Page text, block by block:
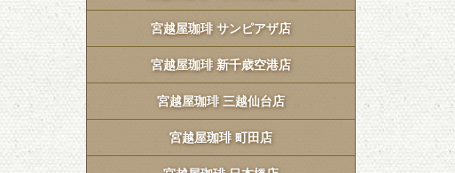
宮越屋珈琲 サンピアザ店
宮越屋珈琲 新千歳空港店
宮越屋珈琲 三越仙台店
宮越屋珈琲 町田店